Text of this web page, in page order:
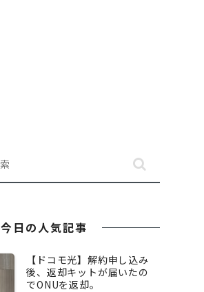
今日の人気記事
【ドコモ光】解約申し込み
後、返却キットが届いたの
でONUを返却。